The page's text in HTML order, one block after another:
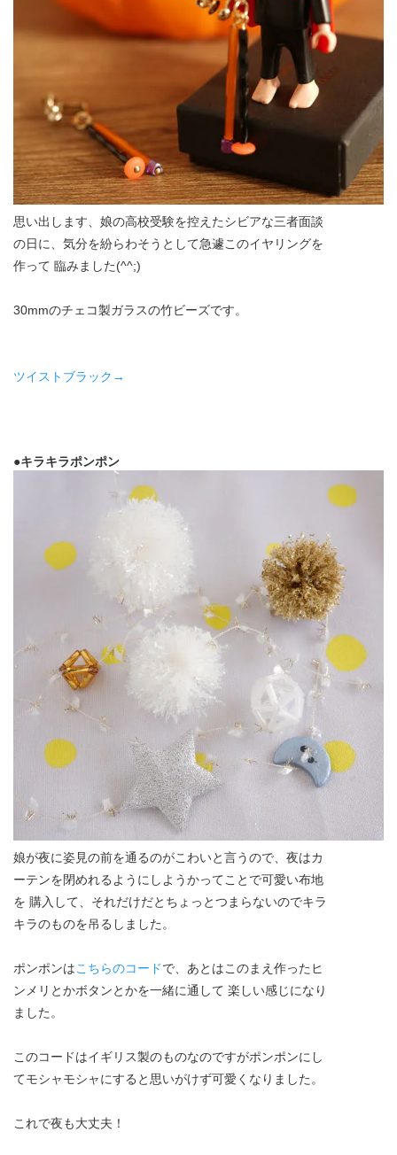
思い出します、娘の高校受験を控えたシビアな三者面談
の日に、気分を紛らわそうとして急遽このイヤリングを
作って 臨みました(^^;)
30mmのチェコ製ガラスの竹ビーズです。
ツイストブラック→
●キラキラポンポン
娘が夜に姿見の前を通るのがこわいと言うので、夜はカ
ーテンを閉めれるようにしようかってことで可愛い布地
を 購入して、それだけだとちょっとつまらないのでキラ
キラのものを吊るしました。
ポンポンはこちらのコードで、あとはこのまえ作ったヒ
ンメリとかボタンとかを一緒に通して 楽しい感じになり
ました。
このコードはイギリス製のものなのですがポンポンにし
てモシャモシャにすると思いがけず可愛くなりました。
これで夜も大丈夫！